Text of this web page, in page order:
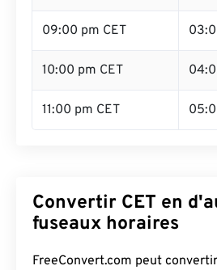
09:00 pm CET
10:00 pm CET
11:00 pm CET
Convertir CET en
fuseaux horaires
FreeConvert.com peut